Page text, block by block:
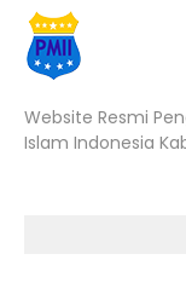
Website Resmi
Islam Indonesia